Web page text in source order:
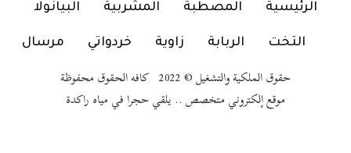
الرئيسية المصطبة المشربية البيانولا
التخت الربابة زاوية خردواتي مرسال
حقوق الملكية والتشغيل © 2022 كافه الحقوق محفوظة
موقع إلكتروني متخصص .. يلقي حجرا في مياه راكدة